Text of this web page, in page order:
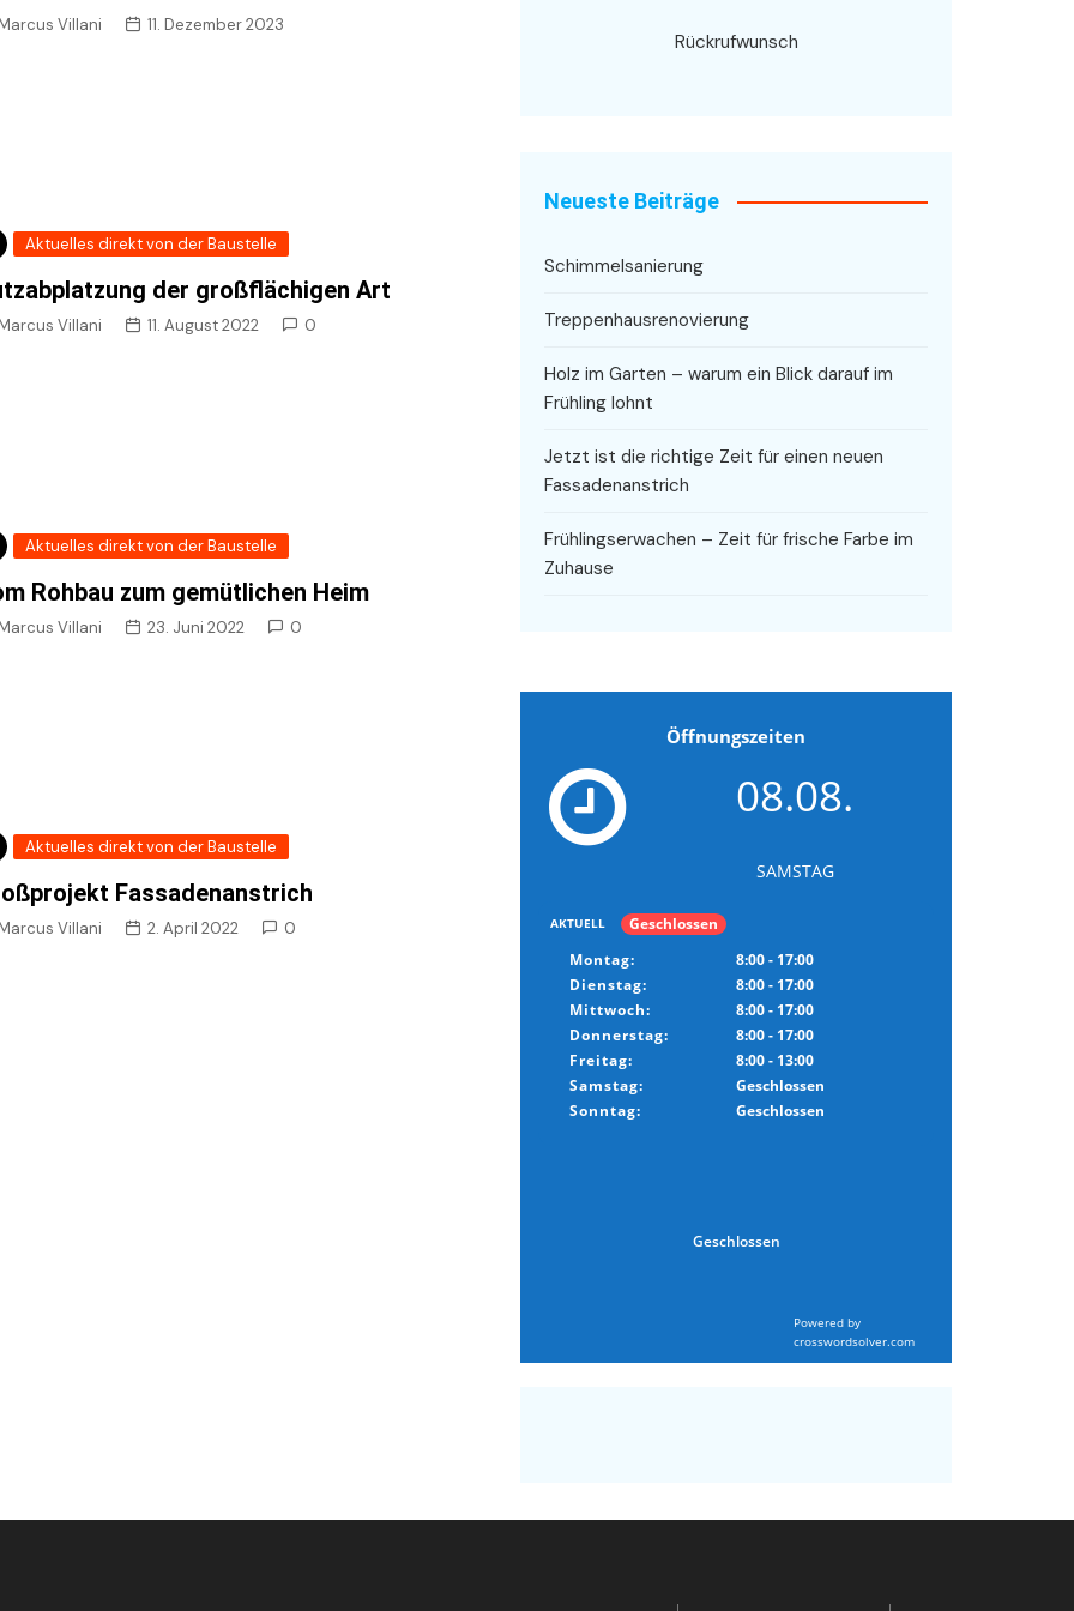
Do it yourself
Villani 11. Dezember 2023
Aktuelles direkt von der Baustelle
der großflächigen Art
Villani 11. August 2022 0
Aktuelles direkt von der Baustelle
Rohbau zum gemütlichen Heim
Villani 23. Juni 2022 0
Aktuelles direkt von der Baustelle
Fassadenanstrich
Villani 2. April 2022 0
Rückrufwunsch
Neueste Beiträge
Schimmelsanierung
Treppenhausrenovierung
Holz im Garten – warum ein Blick darauf im
Frühling lohnt
Jetzt ist die richtige Zeit für einen neuen
Fassadenanstrich
Frühlingserwachen – Zeit für frische Farbe im
Zuhause
Öffnungszeiten
08.08.
SAMSTAG
AKTUELL
Geschlossen
Montag:
8:00 - 17:00
Dienstag:
8:00 - 17:00
Mittwoch:
8:00 - 17:00
Donnerstag:
8:00 - 17:00
Freitag:
8:00 - 13:00
Samstag:
Geschlossen
Sonntag:
Geschlossen
Geschlossen
Powered by
crosswordsolver.com